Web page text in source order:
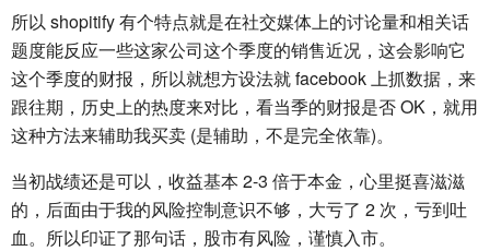
所以 shopitify 有个特点就是在社交媒体上的讨论量和相关话
题度能反应一些这家公司这个季度的销售近况，这会影响它
这个季度的财报，所以就想方设法就 facebook 上抓数据，来
跟往期，历史上的热度来对比，看当季的财报是否 OK，就用
这种方法来辅助我买卖 (是辅助，不是完全依靠)。
当初战绩还是可以，收益基本 2-3 倍于本金，心里挺喜滋滋
的，后面由于我的风险控制意识不够，大亏了 2 次，亏到吐
血。所以印证了那句话，股市有风险，谨慎入市。